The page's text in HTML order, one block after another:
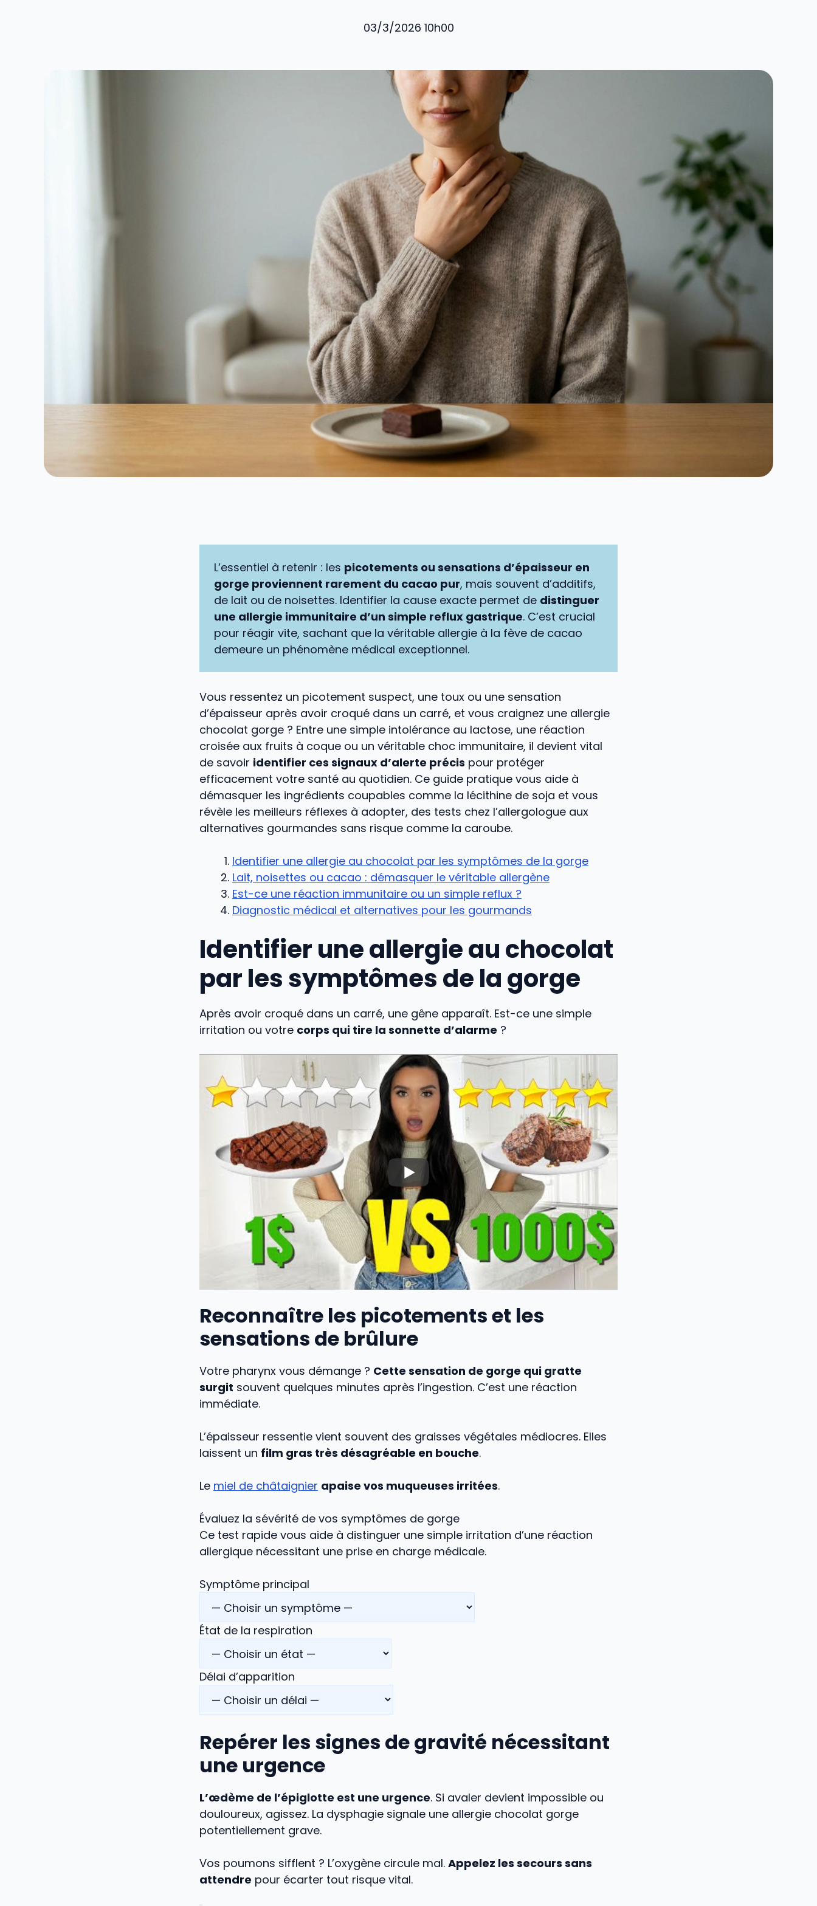
03/3/2026 10h00
L’essentiel à retenir : les picotements ou sensations d’épaisseur en
gorge proviennent rarement du cacao pur, mais souvent d’additifs,
de lait ou de noisettes. Identifier la cause exacte permet de distinguer
une allergie immunitaire d’un simple reflux gastrique. C’est crucial
pour réagir vite, sachant que la véritable allergie à la fève de cacao
demeure un phénomène médical exceptionnel.
Vous ressentez un picotement suspect, une toux ou une sensation
d’épaisseur après avoir croqué dans un carré, et vous craignez une allergie
chocolat gorge ? Entre une simple intolérance au lactose, une réaction
croisée aux fruits à coque ou un véritable choc immunitaire, il devient vital
de savoir identifier ces signaux d’alerte précis pour protéger
efficacement votre santé au quotidien. Ce guide pratique vous aide à
démasquer les ingrédients coupables comme la lécithine de soja et vous
révèle les meilleurs réflexes à adopter, des tests chez l’allergologue aux
alternatives gourmandes sans risque comme la caroube.
Identifier une allergie au chocolat par les symptômes de la gorge
Lait, noisettes ou cacao : démasquer le véritable allergène
Est-ce une réaction immunitaire ou un simple reflux ?
Diagnostic médical et alternatives pour les gourmands
Identifier une allergie au chocolat
par les symptômes de la gorge
Après avoir croqué dans un carré, une gêne apparaît. Est-ce une simple
irritation ou votre corps qui tire la sonnette d’alarme ?
Reconnaître les picotements et les
sensations de brûlure
Votre pharynx vous démange ? Cette sensation de gorge qui gratte
surgit souvent quelques minutes après l’ingestion. C’est une réaction
immédiate.
L’épaisseur ressentie vient souvent des graisses végétales médiocres. Elles
laissent un film gras très désagréable en bouche.
Le miel de châtaignier apaise vos muqueuses irritées.
Évaluez la sévérité de vos symptômes de gorge
Ce test rapide vous aide à distinguer une simple irritation d’une réaction
allergique nécessitant une prise en charge médicale.
Symptôme principal
État de la respiration
Délai d’apparition
Repérer les signes de gravité nécessitant
une urgence
L’œdème de l’épiglotte est une urgence. Si avaler devient impossible ou
douloureux, agissez. La dysphagie signale une allergie chocolat gorge
potentiellement grave.
Vos poumons sifflent ? L’oxygène circule mal. Appelez les secours sans
attendre pour écarter tout risque vital.